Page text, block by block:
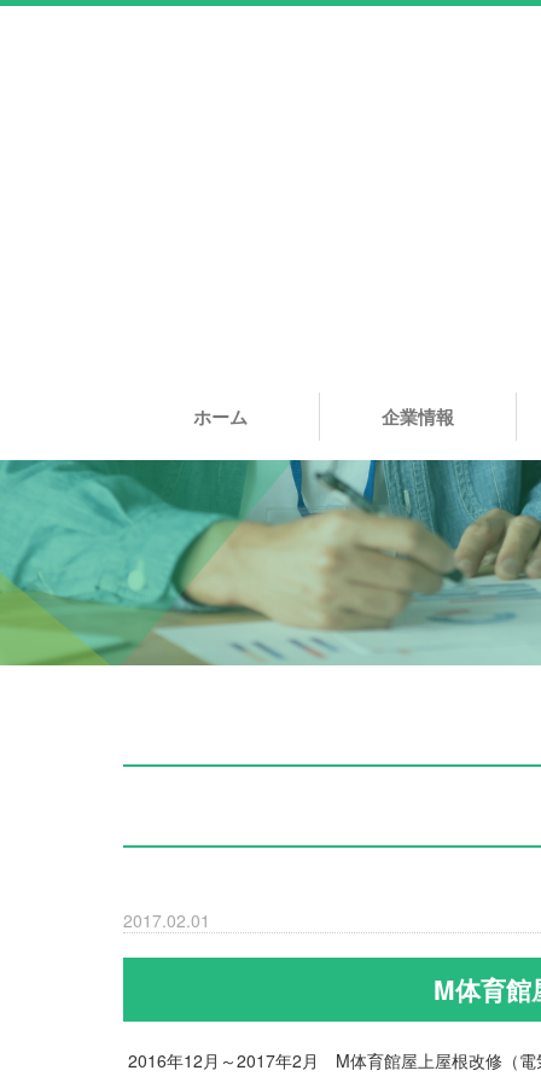
ホーム 企業情報
2017.02.01
M体育館
2016年12月～2017年2月 M体育館屋上屋根改修（電